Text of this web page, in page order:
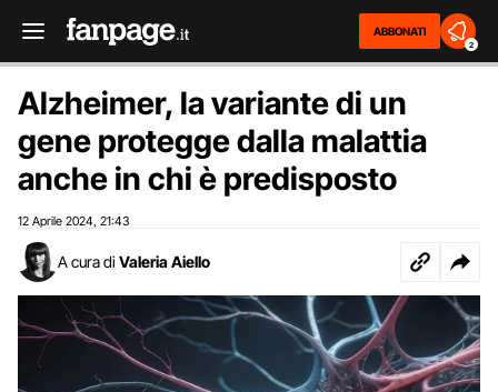
ABBONATI
2
Alzheimer, la variante di un
gene protegge dalla malattia
anche in chi è predisposto
12 Aprile 2024 21:43
A cura di Valeria Aiello